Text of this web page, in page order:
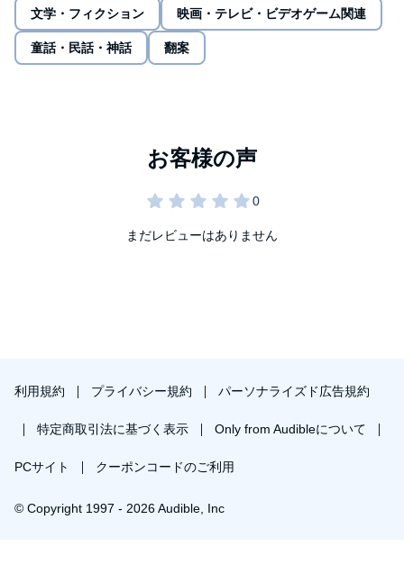
Schnitzler, Claus Clausen, Florian Friesl, Joschi Kauffmann,
Stefan Beiten, André Sikojev, Nikolaus Weil, Karsten Sahling, Jörg
Stuttmann, Ulla Ziemann.
©2021 SSG Produktions- und Vertriebs GmbH, under exclusive
license to Universal Music GmbH (P)2021 A Karussell release;
SSG Produktions- und Vertriebs GmbH, under exclusive license
文学・フィクション 映画・テレビ・ビデオゲーム関連
童話・民話・神話 翻案
まだレビューはありません
利用規約 プライバシー規約 パーソナライズド広告規約
特定商取引法に基づく表示 Only from Audibleについて
PCサイト クーポンコードのご利用
© Copyright 1997 - 2026 Audible, Inc